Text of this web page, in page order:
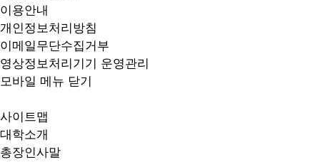
이용안내
개인정보처리방침
이메일무단수집거부
영상정보처리기기 운영관리
모바일 메뉴 닫기
사이트맵
대학소개
총장인사말